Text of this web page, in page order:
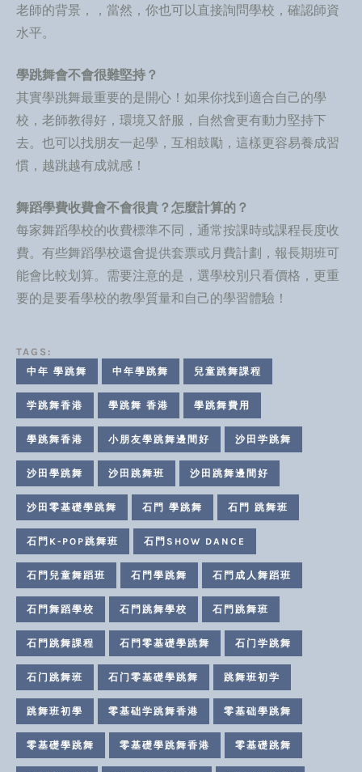
老師的背景，，當然，你也可以直接詢問學校，確認師資
水平。
學跳舞會不會很難堅持？
其實學跳舞最重要的是開心！如果你找到適合自己的學
校，老師教得好，環境又舒服，自然會更有動力堅持下
去。也可以找朋友一起學，互相鼓勵，這樣更容易養成習
慣，越跳越有成就感！
舞蹈學費收費會不會很貴？怎麼計算的？
每家舞蹈學校的收費標準不同，通常按課時或課程長度收
費。有些舞蹈學校還會提供套票或月費計劃，報長期班可
能會比較划算。需要注意的是，選學校別只看價格，更重
要的是要看學校的教學質量和自己的學習體驗！
TAGS:
中年 學跳舞 中年學跳舞 兒童跳舞課程
学跳舞香港 學跳舞 香港 學跳舞費用
學跳舞香港 小朋友學跳舞邊間好 沙田学跳舞
沙田學跳舞 沙田跳舞班 沙田跳舞邊間好
沙田零基礎學跳舞 石門 學跳舞 石門 跳舞班
石門K-POP跳舞班 石門SHOW DANCE
石門兒童舞蹈班 石門學跳舞 石門成人舞蹈班
石門舞蹈學校 石門跳舞學校 石門跳舞班
石門跳舞課程 石門零基礎學跳舞 石门学跳舞
石门跳舞班 石门零基礎學跳舞 跳舞班初学
跳舞班初學 零基础学跳舞香港 零基础學跳舞
零基礎學跳舞 零基礎學跳舞香港 零基礎跳舞